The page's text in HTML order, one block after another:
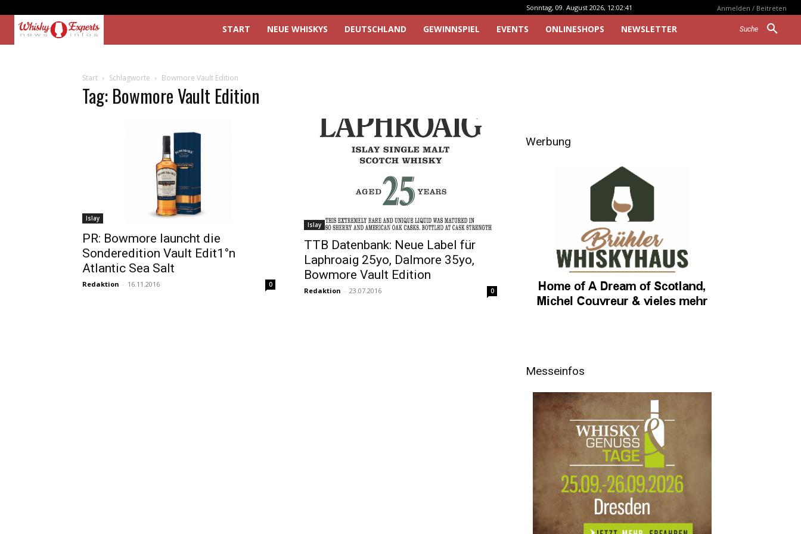
Sonntag, 09. August 2026, 12:02:41 Anmelden / Beitreten
Suche
START NEUE WHISKYS DEUTSCHLAND GEWINNSPIEL EVENTS ONLINESHOPS NEWSLETTER
Start Schlagworte Bowmore Vault Edition
Tag: Bowmore Vault Edition
Islay
PR: Bowmore launcht die
Sonderedition Vault Edit1°n
Atlantic Sea Salt
Redaktion - 16.11.2016 0
Islay
TTB Datenbank: Neue Label für
Laphroaig 25yo, Dalmore 35yo,
Bowmore Vault Edition
Redaktion - 23.07.2016 0
Werbung
Messeinfos